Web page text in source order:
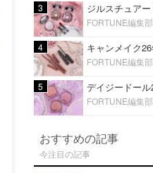
3
FORTUNE編集部
4
FORTUNE編集部
5
FORTUNE編集部
おすすめの記事
今注目の記事